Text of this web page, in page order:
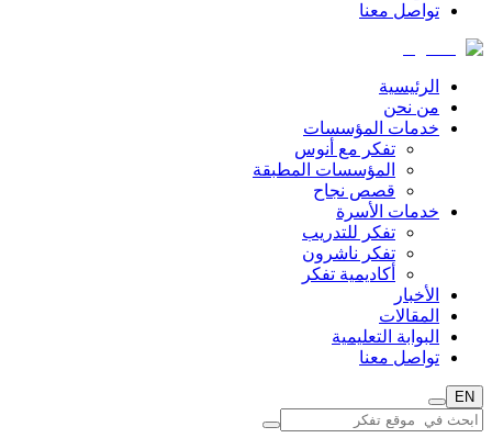
تواصل معنا
الرئيسية
من نحن
خدمات المؤسسات
تفكر مع أنوس
المؤسسات المطبقة
قصص نجاح
خدمات الأسرة
تفكر للتدريب
تفكر ناشرون
أكاديمية تفكر
الأخبار
المقالات
البوابة التعليمية
تواصل معنا
EN